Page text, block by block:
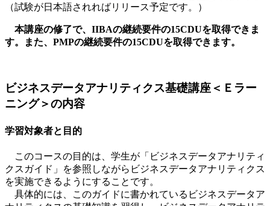
（試験が日本語されればリリース予定です。）
本講座の修了で、IIBAの継続要件の15CDUを取得できま
す。また、PMPの継続要件の15CDUを取得できます。
ビジネスデータアナリティクス基礎講座＜Ｅラー
ニング＞の内容
学習対象者と目的
このコースの目的は、学生が「ビジネスデータアナリティ
クスガイド」を参照しながらビジネスデータアナリティクス
を実施できるようにすることです。
具体的には、このガイドに書かれているビジネスデータア